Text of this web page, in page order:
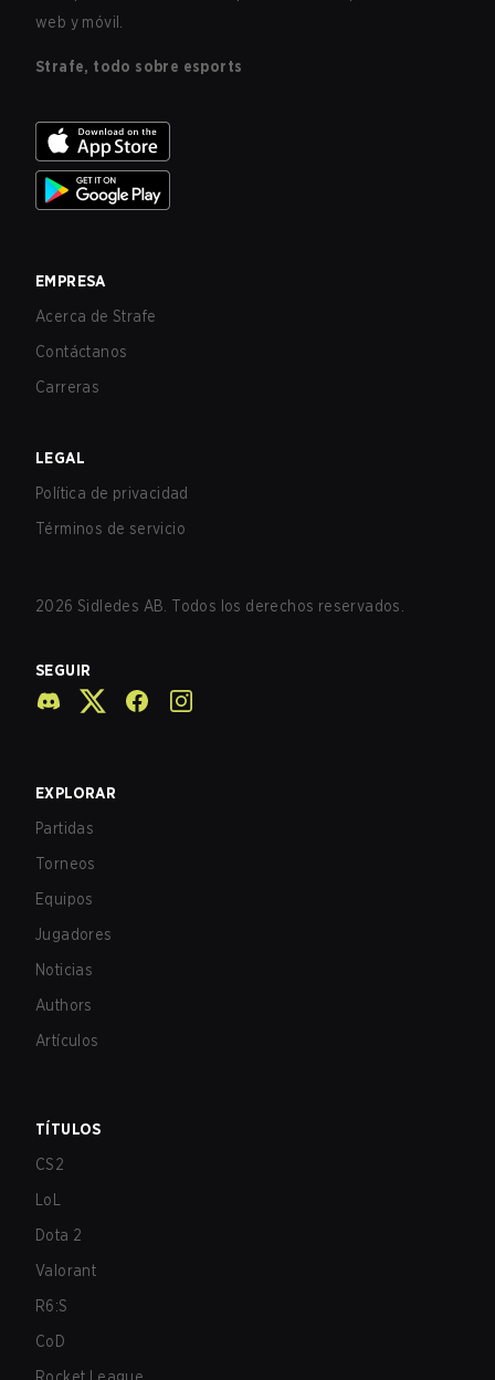
web y móvil.
Strafe, todo sobre esports
EMPRESA
Acerca de Strafe
Contáctanos
Carreras
LEGAL
Política de privacidad
Términos de servicio
2026 Sidledes AB. Todos los derechos reservados.
SEGUIR
EXPLORAR
Partidas
Torneos
Equipos
Jugadores
Noticias
Authors
Artículos
TÍTULOS
CS2
LoL
Dota 2
Valorant
R6:S
CoD